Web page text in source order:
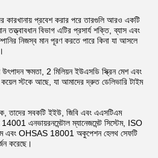
কারখানায় প্রবেশ করার পরে তারগুলি আরও একটি
তত্ত্বাবধান বিভাগ এটির প্রসার্য শক্তি, ব্যাস এবং
নিজস্ব মান পূরণ করতে পারে কিনা যা আসলে
ক্ষমতা, 2 মিলিয়ন ইউএসডি স্ক্রিন মেশ এবং
স্টকে আছে, যা আমাদের দ্রুত ডেলিভারি টাইম
তাদের সবকটি ইইউ, জিবি এবং এএসটিএম
14001 এনভায়রনমেন্টাল ম্যানেজমেন্ট সিস্টেম, ISO
এবং OHSAS 18001 অকুপেশন হেলথ সেফটি
করেছে।